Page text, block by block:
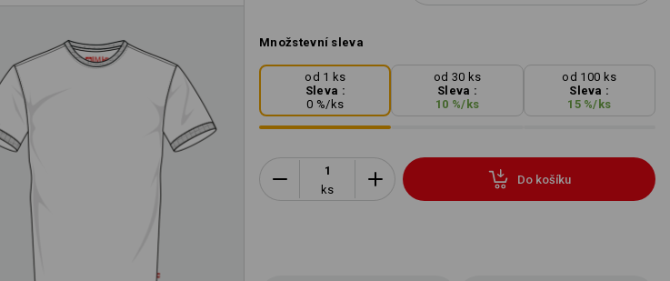
Množstevní sleva
od 1 ks
Sleva :
0 %/ ks
od 30 ks
Sleva :
10 %/ ks
od 100 ks
Sleva :
15%/ ks
ks
Do košíku